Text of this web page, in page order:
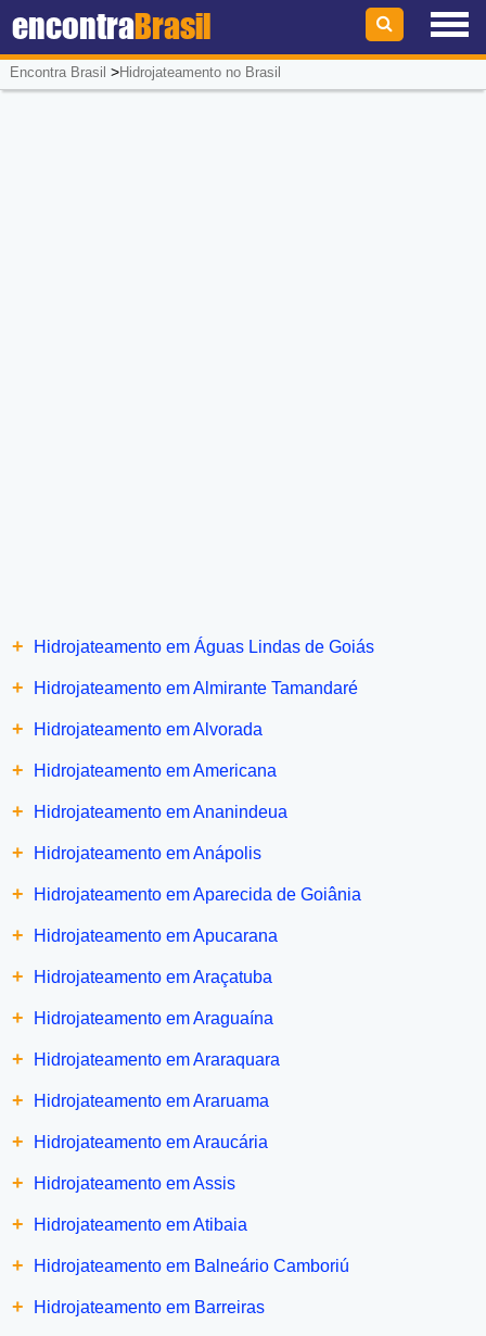
encontraBrasil
Encontra Brasil >Hidrojateamento no Brasil
+ Hidrojateamento em Águas Lindas de Goiás
+ Hidrojateamento em Almirante Tamandaré
+ Hidrojateamento em Alvorada
+ Hidrojateamento em Americana
+ Hidrojateamento em Ananindeua
+ Hidrojateamento em Anápolis
+ Hidrojateamento em Aparecida de Goiânia
+ Hidrojateamento em Apucarana
+ Hidrojateamento em Araçatuba
+ Hidrojateamento em Araguaína
+ Hidrojateamento em Araraquara
+ Hidrojateamento em Araruama
+ Hidrojateamento em Araucária
+ Hidrojateamento em Assis
+ Hidrojateamento em Atibaia
+ Hidrojateamento em Balneário Camboriú
+ Hidrojateamento em Barreiras